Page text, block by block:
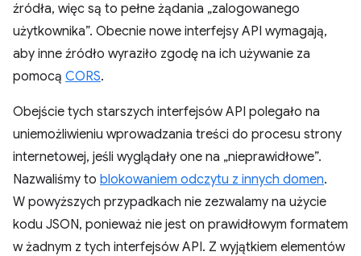
źródła, więc są to pełne żądania „zalogowanego
użytkownika”. Obecnie nowe interfejsy API wymagają,
aby inne źródło wyraziło zgodę na ich używanie za
pomocą CORS.
Obejście tych starszych interfejsów API polegało na
uniemożliwieniu wprowadzania treści do procesu strony
internetowej, jeśli wyglądały one na „nieprawidłowe”.
Nazwaliśmy to blokowaniem odczytu z innych domen.
W powyższych przypadkach nie zezwalamy na użycie
kodu JSON, ponieważ nie jest on prawidłowym formatem
w żadnym z tych interfejsów API. Z wyjątkiem elementów